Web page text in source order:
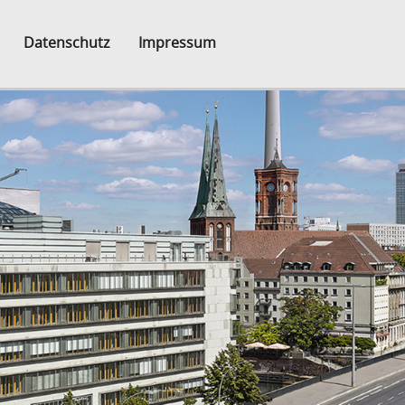
Datenschutz Impressum